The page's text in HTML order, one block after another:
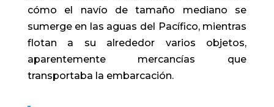
cómo el navío de tamaño mediano se
sumerge en las aguas del Pacífico, mientras
flotan a su alrededor varios objetos,
aparentemente mercancías que
transportaba la embarcación.